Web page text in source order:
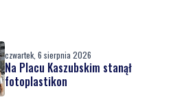
czwartek, 6 sierpnia 2026
Na Placu Kaszubskim stanął
fotoplastikon